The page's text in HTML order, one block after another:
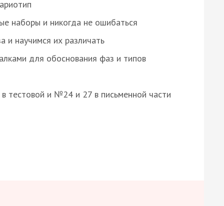
наборы и никогда не ошибаться
и научимся их различать
для обоснования фаз и типов
тестовой и №24 и 27 в письменной части